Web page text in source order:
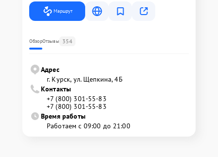
Маршрут
ОбзорОтзывы 354
Адрес
г. Курск, ул. Щепкина, 4Б
Контакты
+7 (800) 301-55-83
+7 (800) 301-55-83
Время работы
Работаем с 09:00 до 21:00